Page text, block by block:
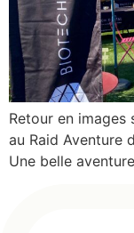
Retour en images
au Raid Aventure
Une belle